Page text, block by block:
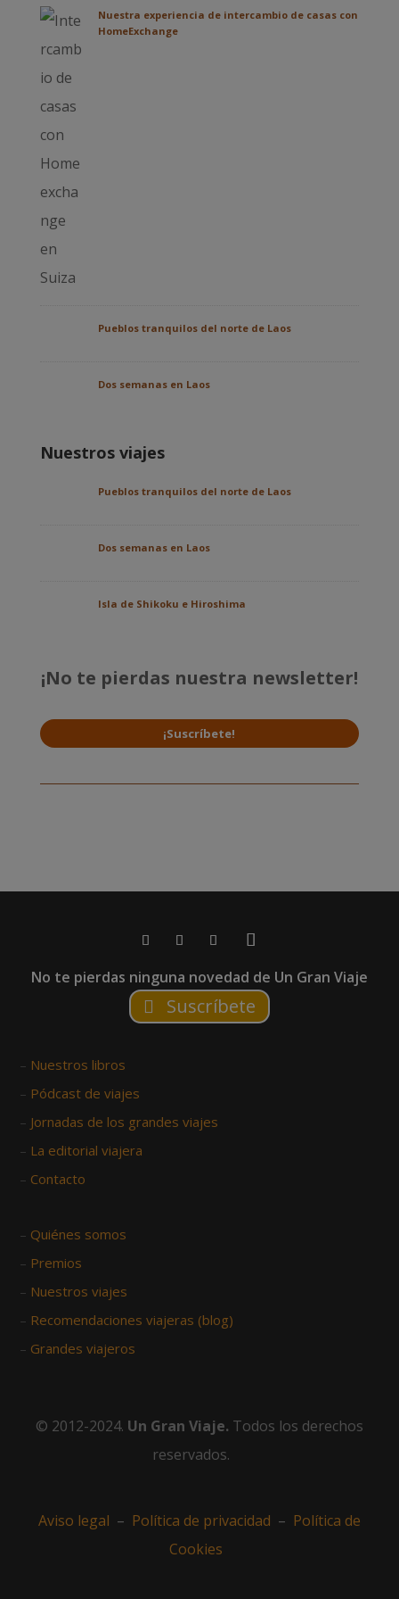
Nuestra experiencia de intercambio de casas con
HomeExchange
Pueblos tranquilos del norte de Laos
Dos semanas en Laos
Nuestros viajes
Pueblos tranquilos del norte de Laos
Dos semanas en Laos
Isla de Shikoku e Hiroshima
¡No te pierdas nuestra newsletter!
¡Suscríbete!
No te pierdas ninguna novedad de Un Gran Viaje
Suscríbete
– Nuestros libros
– Pódcast de viajes
– Jornadas de los grandes viajes
– La editorial viajera
– Contacto
– Quiénes somos
– Premios
– Nuestros viajes
– Recomendaciones viajeras (blog)
– Grandes viajeros
© 2012-2024. Un Gran Viaje. Todos los derechos
reservados.
Aviso legal – Política de privacidad – Política de
Cookies